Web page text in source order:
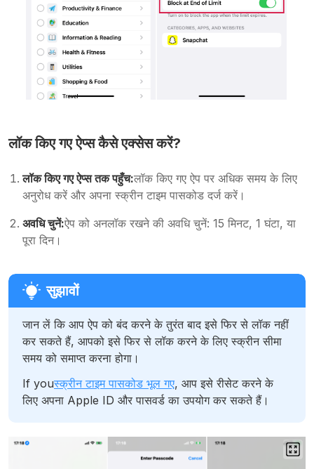
लॉक किए गए ऐप्स कैसे एक्सेस करें?
लॉक किए गए ऐप्स तक पहुँच:लॉक किए गए ऐप पर अधिक समय के लिए
अनुरोध करें और अपना स्क्रीन टाइम पासकोड दर्ज करें।
अवधि चुनें:ऐप को अनलॉक रखने की अवधि चुनें: 15 मिनट, 1 घंटा, या
पूरा दिन।
जान लें कि आप ऐप को बंद करने के तुरंत बाद इसे फिर से लॉक नहीं
कर सकते हैं, आपको इसे फिर से लॉक करने के लिए स्क्रीन सीमा
समय को समाप्त करना होगा।
If youस्क्रीन टाइम पासकोड भूल गए, आप इसे रीसेट करने के
लिए अपना Apple ID और पासवर्ड का उपयोग कर सकते हैं।